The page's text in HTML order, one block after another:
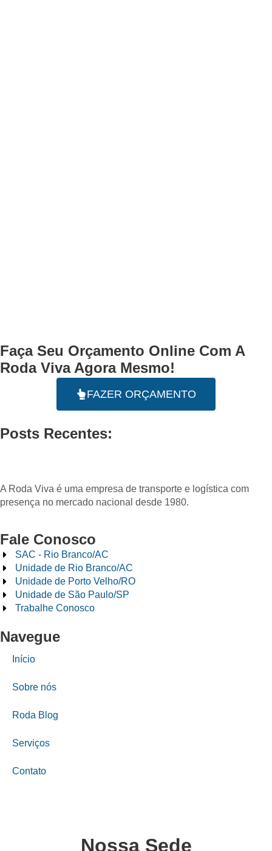
Faça Seu Orçamento Online Com A
Roda Viva Agora Mesmo!
FAZER ORÇAMENTO
Posts Recentes:
A Roda Viva é uma empresa de transporte e logística com
presença no mercado nacional desde 1980.
Fale Conosco
SAC - Rio Branco/AC
Unidade de Rio Branco/AC
Unidade de Porto Velho/RO
Unidade de São Paulo/SP
Trabalhe Conosco
Navegue
Início
Sobre nós
Roda Blog
Serviços
Contato
Nossa Sede